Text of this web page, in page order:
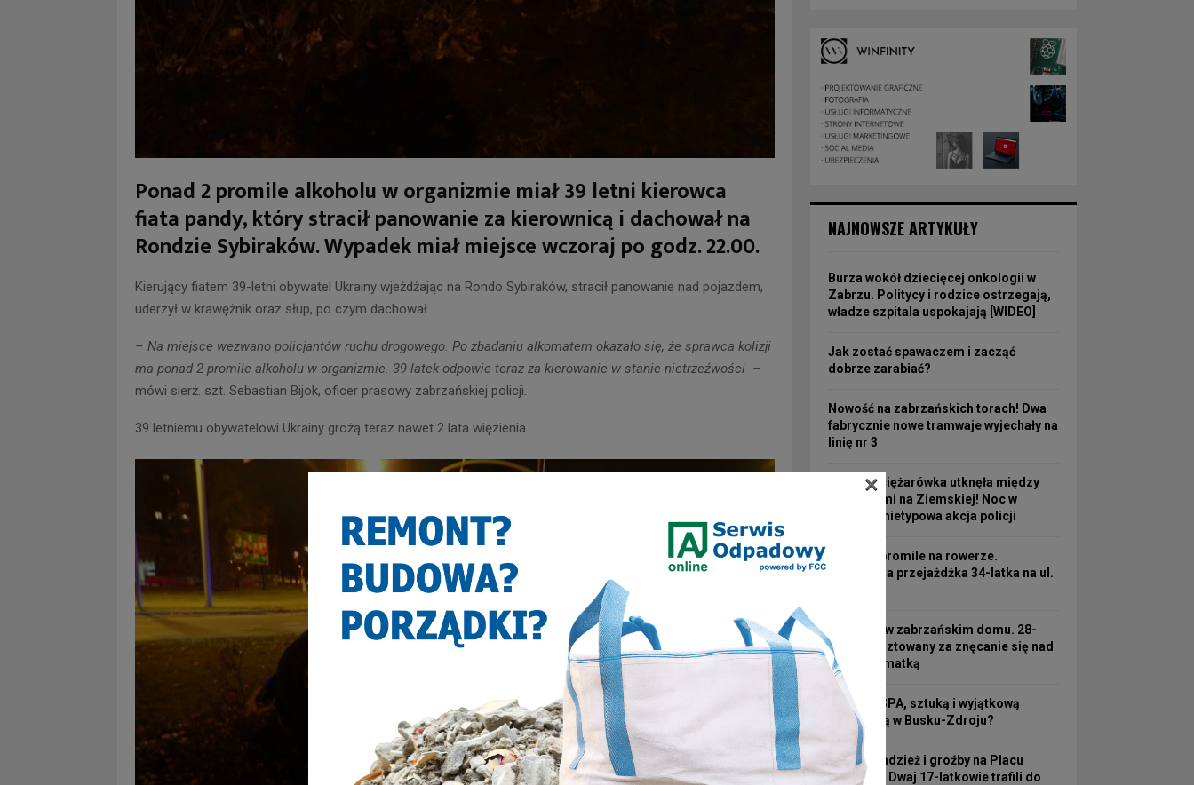
Ponad 2 promile alkoholu w organizmie miał 39 letni kierowca
fiata pandy, który stracił panowanie za kierownicą i dachował na
Rondzie Sybiraków. Wypadek miał miejsce wczoraj po godz. 22.00.
Kierujący fiatem 39-letni obywatel Ukrainy wjeżdżając na Rondo Sybiraków, stracił panowanie nad pojazdem,
uderzył w krawężnik oraz słup, po czym dachował.
– Na miejsce wezwano policjantów ruchu drogowego. Po zbadaniu alkomatem okazało się, że sprawca kolizji
ma ponad 2 promile alkoholu w organizmie. 39-latek odpowie teraz za kierowanie w stanie nietrzeźwości –
mówi sierż. szt. Sebastian Bijok, oficer prasowy zabrzańskiej policji.
39 letniemu obywatelowi Ukrainy grożą teraz nawet 2 lata więzienia.
NAJNOWSZE ARTYKUŁY
Burza wokół dziecięcej onkologii w
Zabrzu. Politycy i rodzice ostrzegają,
władze szpitala uspokajają [WIDEO]
Jak zostać spawaczem i zacząć
dobrze zarabiać?
Nowość na zabrzańskich torach! Dwa
fabrycznie nowe tramwaje wyjechały na
linię nr 3
Turecka ciężarówka utknęła między
wiaduktami na Ziemskiej! Noc w
pułapce i nietypowa akcja policji
Ponad 2 promile na rowerze.
Kosztowna przejażdżka 34-latka na ul.
Koszmar w zabrzańskim domu. 28-
latek aresztowany za znęcanie się nad
63-letnią matką
Hotel ze SPA, sztuką i wyjątkową
atmosferą w Busku-Zdroju?
Nocna kradzież i groźby na Placu
Wolności! Dwaj 17-latkowie trafili do
×